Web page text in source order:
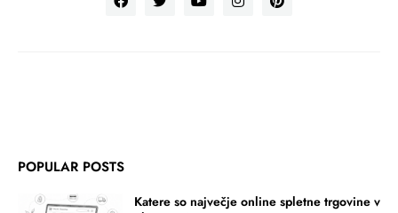
POPULAR POSTS
Katere so največje online spletne trgovine v